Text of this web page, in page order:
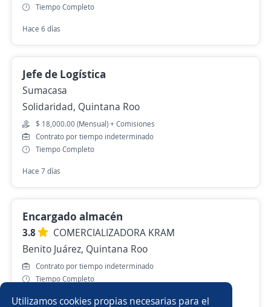
Utilizamos cookies propias necesarias para el
Tiempo Completo
Hace 6 días
Jefe de Logística
Sumacasa
Solidaridad, Quintana Roo
$ 18,000.00 (Mensual) + Comisiones
Contrato por tiempo indeterminado
Tiempo Completo
Hace 7 días
Encargado almacén
3.8
COMERCIALIZADORA KRAM
Benito Juárez, Quintana Roo
Contrato por tiempo indeterminado
Tiempo Completo
Más de 30 días